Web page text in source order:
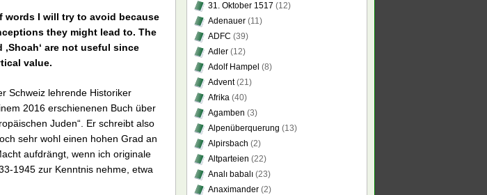
words I will try to avoid because
they might lead to. The
‚Shoah‘ are not useful since
value.
Schweiz lehrende Historiker
2016 erschienenen Buch über
Juden“. Er schreibt also
sehr wohl einen hohen Grad an
aufdrängt, wenn ich originale
1945 zur Kenntnis nehme, etwa
31. Oktober 1517 (12)
Adenauer (11)
ADFC (39)
Adler (12)
Adolf Hampel (8)
Advent(21)
Afrika (40)
Agamben (3)
Alpenüberquerung (13)
Alpirsbach (2)
Altparteien (22)
Analı babalı (23)
Anaximander (2)